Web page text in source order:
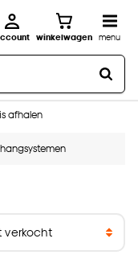
winkelwagen menu
afhalen
aan huis